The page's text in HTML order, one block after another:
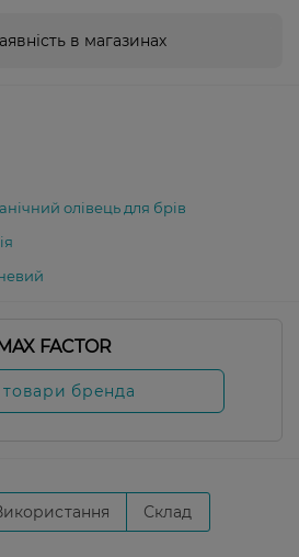
в магазинах
олівець для брів
MAX FACTOR
товари бренда
Склад